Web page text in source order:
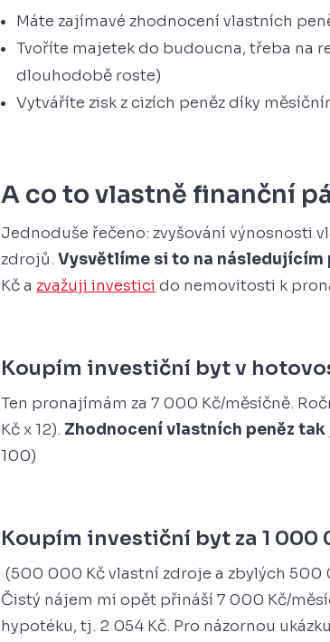
Máte zajímavé zhodnocení vlastních
Tvoříte majetek do budoucna, třeba na
dlouhodobě roste)
Vytváříte zisk z cizích peněz díky
A co to vlastně finanční
Jednoduše řečeno: zvyšování výnosnosti
zdrojů. Vysvětlíme si to na následujícím
Kč a zvažuji investici do nemovitosti k
Koupím investiční byt v
Ten pronajímám za 7 000 Kč/měsíčně.
Kč x 12). Zhodnocení vlastních peněz tak
100)
Koupím investiční byt za 1 000
(500 000 Kč vlastní zdroje a zbylých
Čistý nájem mi opět přináší 7 000 Kč/
hypotéku, tj. 2 054 Kč. Pro názornou